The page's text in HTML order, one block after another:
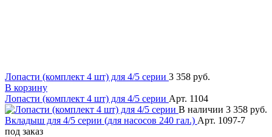
Лопасти (комплект 4 шт) для 4/5 серии 3 358 руб.
В корзину
Лопасти (комплект 4 шт) для 4/5 серии Арт. 1104
В наличии 3 358 руб.
Вкладыш для 4/5 серии (для насосов 240 гал.) Арт. 1097-7
под заказ